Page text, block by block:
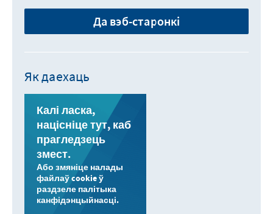
Да вэб-старонкі
Як даехаць
Калі ласка,
націсніце тут, каб
прагледзець
змест.
Або змяніце налады
файлаў cookie ў
раздзеле палітыка
канфідэнцыйнасці.